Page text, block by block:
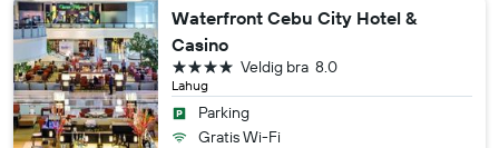
Waterfront Cebu City Hotel &
Casino
Lahug
8.0
Veldig bra
4 stjerner
Parking
Gratis Wi-Fi